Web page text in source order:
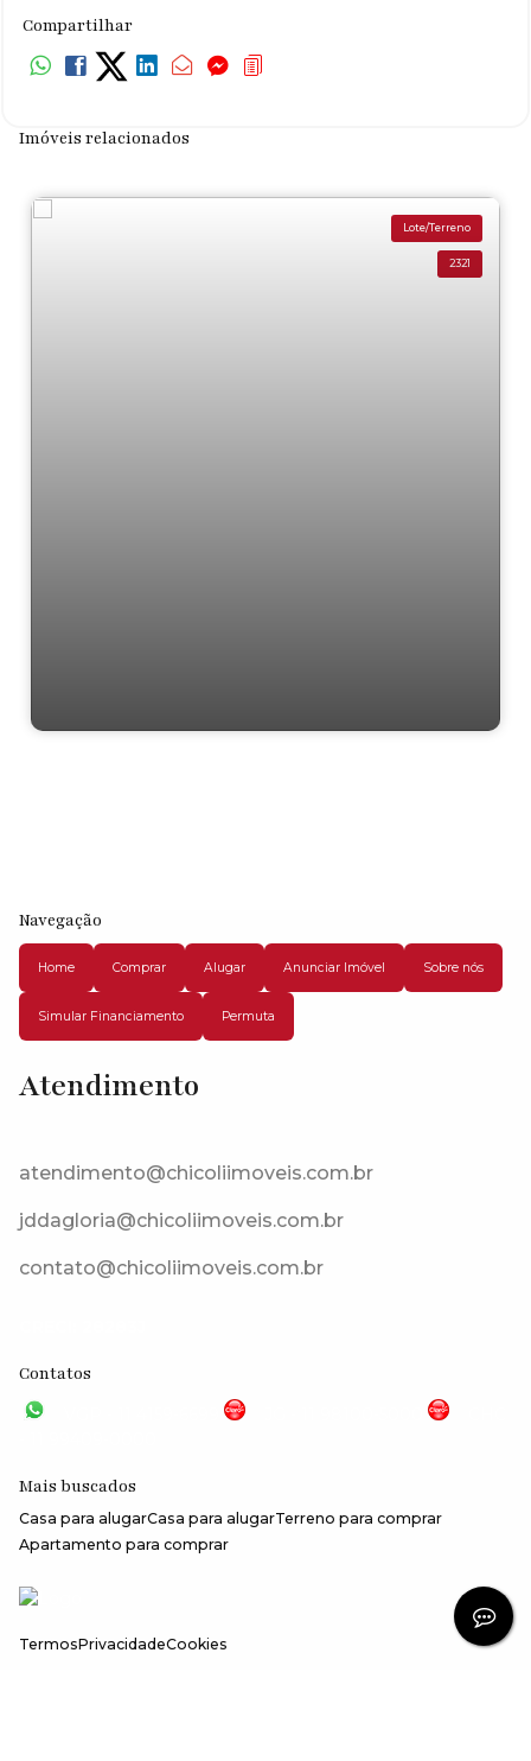
Compartilhar
Imóveis relacionados
Lote/Terreno
2321
Navegação
Home Comprar Alugar Anunciar Imóvel Sobre nós
Simular Financiamento Permuta
Atendimento
atendimento@chicoliimoveis.com.br
jddagloria@chicoliimoveis.com.br
contato@chicoliimoveis.com.br
Contatos
Mais buscados
Casa para alugarCasa para alugarTerreno para comprar
Apartamento para comprar
TermosPrivacidadeCookies